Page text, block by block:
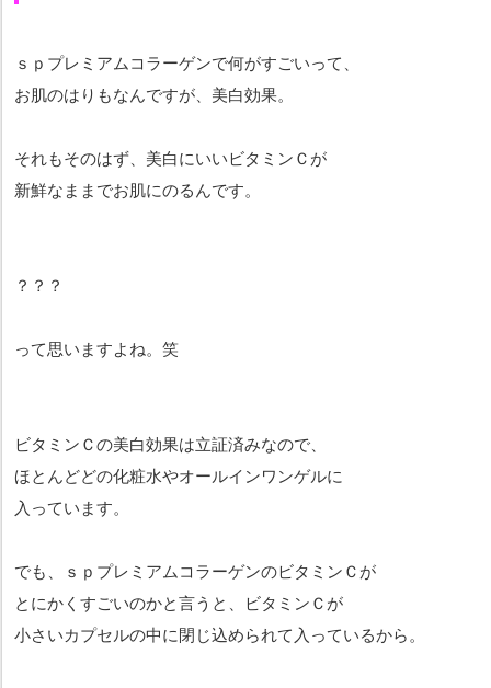
ｓｐプレミアムコラーゲンで何がすごいって、
お肌のはりもなんですが、美白効果。
それもそのはず、美白にいいビタミンＣが
新鮮なままでお肌にのるんです。
？？？
って思いますよね。笑
ビタミンＣの美白効果は立証済みなので、
ほとんどどの化粧水やオールインワンゲルに
入っています。
でも、ｓｐプレミアムコラーゲンのビタミンＣが
とにかくすごいのかと言うと、ビタミンＣが
小さいカプセルの中に閉じ込められて入っているから。